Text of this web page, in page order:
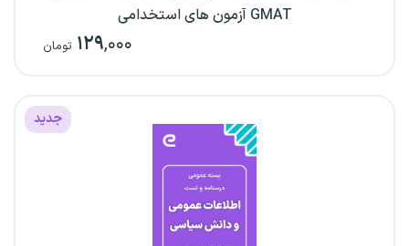
GMAT آزمون های استخدامی
۱۲۹,۰۰۰ تومان
جدید